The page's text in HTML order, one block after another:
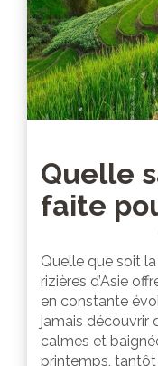
Quelle
faite
Quelle que soit la
rizières d’Asie
en constante
jamais découvrir
calmes et
printemps, tantôt